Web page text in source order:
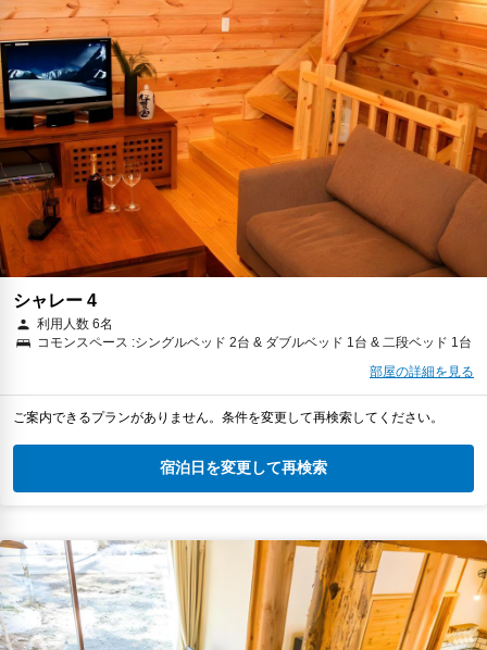
シャレー 4
利用人数 6名
コモンスペース :シングルベッド 2台 & ダブルベッド 1台 & 二段ベッド 1台
部屋の詳細を見る
ご案内できるプランがありません。条件を変更して再検索してください。
宿泊日を変更して再検索